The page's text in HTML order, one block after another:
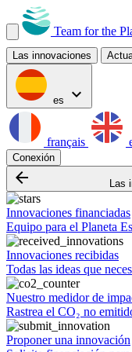
Team for the
Las innovaciones
es expand_more
français
Conexión
arrow_backward Las
Innovaciones financiadas
Equipo para el Planeta
Innovaciones recibidas
Todas las ideas que
Nuestro medidor de
Rastrea el CO₂ no
Proponer una innovación